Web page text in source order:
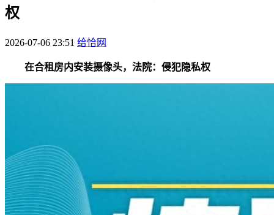
权
2026-07-06 23:51 给恰网
在合租房内安装摄像头，法院：侵犯隐私权